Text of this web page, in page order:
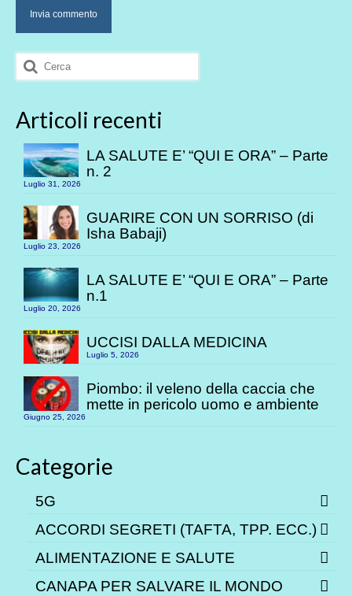
Cerca:
Articoli recenti
LA SALUTE E’ “QUI E ORA” – Parte
n. 2
Luglio 31, 2026
GUARIRE CON UN SORRISO (di
Isha Babaji)
Luglio 23, 2026
LA SALUTE E’ “QUI E ORA” – Parte
n.1
Luglio 20, 2026
UCCISI DALLA MEDICINA
Luglio 5, 2026
Piombo: il veleno della caccia che
mette in pericolo uomo e ambiente
Giugno 25, 2026
Categorie
5G
ACCORDI SEGRETI (TAFTA, TPP. ECC.)
ALIMENTAZIONE E SALUTE
CANAPA PER SALVARE IL MONDO